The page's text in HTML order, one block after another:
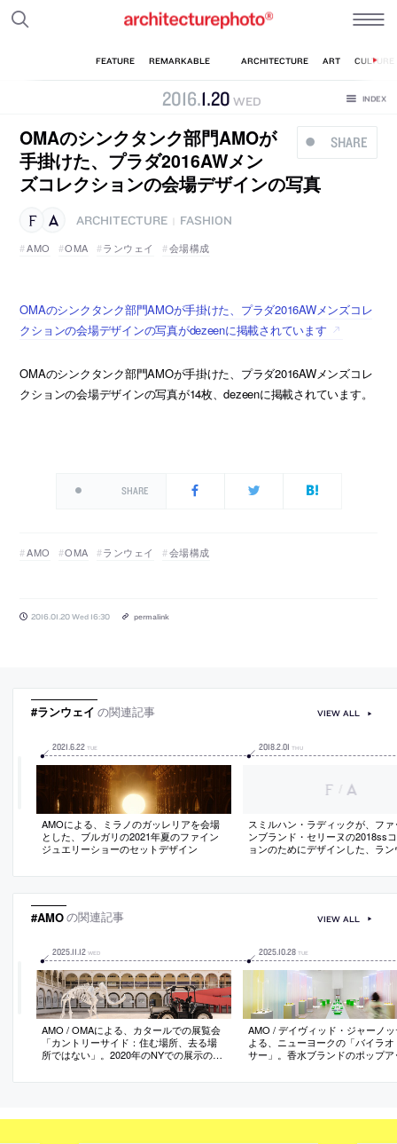
2016.1.20 WED
SHARE
OMAのシンクタンク部門AMOが
手掛けた、プラダ2016AWメン
ズコレクションの会場デザインの写真
ARCHITECTURE
FASHION
AMO
OMA ランウェイ 会場構成
OMAのシンクタンク部門AMOが手掛けた、プラダ2016AWメンズコレ
クションの会場デザインの写真がdezeenに掲載されています
OMAのシンクタンク部門AMOが手掛けた、プラダ2016AWメンズコレ
クションの会場デザインの写真が14枚、dezeenに掲載されています。
SHARE
AMO OMA ランウェイ 会場構成
2016.01.20 Wed 16:30 permalink
#ランウェイ の関連記事
2021 6.22 TUE
AMOによる、ミラノのガッレリアを会場
とした、ブルガリの2021年夏のファイン
ジュエリーショーのセットデザイン
2018.2.01 THU
スミルハン・ラディックが、ファ
ンブランド・セリーヌの2018ss
ョンのためにデザインした、ラン
VIEW ALL
#AMOの関連記事
2025.11 12 WED
AMO / OMAによる、カタールでの展覧会
「カントリーサイド：住む場所、去る場
所ではない」。2020年のNYでの展示の新
アに広がる山岳地形の“アーク”に焦点を当
プ・講義・実験なども行う
2025.10.28 TUE
AMO / デイヴィッド・ジャーノ
よる、ニューヨークの「バイラオ
サー」。香水ブランドのポップア
製品に込められた“感覚的実験”を
ンで一体感を創出
VIEW ALL